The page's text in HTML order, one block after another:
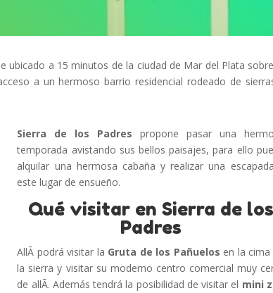
ubicado a 15 minutos de la ciudad de Mar del Plata
a un hermoso barrio residencial rodeado de
Sierra de los Padres propone pasar una
temporada avistando sus bellos paisajes, para ello
alquilar una hermosa cabaña y realizar una
este lugar de ensueño.
Qué visitar en Sierra de los
Padres
AllÃ­ podrá visitar la Gruta de los Pañuelos en la cima
la sierra y visitar su moderno centro comercial muy
de allÃ­. Además tendrá la posibilidad de visitar el mini